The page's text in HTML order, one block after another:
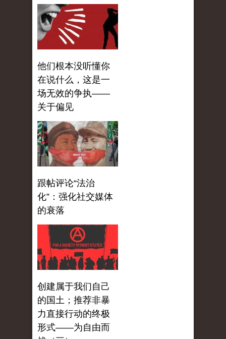
他们根本没听懂你
在说什么，这是一
场无效的争执——
关于偏见
跟帖评论“法治
化”：强化社交媒体
的衰落
创建属于我们自己
的国土；推荐非暴
力直接行动的终极
形式——为自由而